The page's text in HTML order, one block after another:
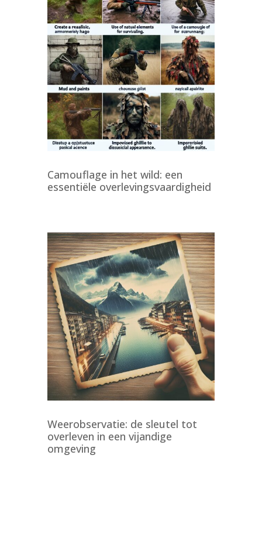
Camouflage in het wild: een
essentiële overlevingsvaardigheid
Weerobservatie: de sleutel tot
overleven in een vijandige
omgeving